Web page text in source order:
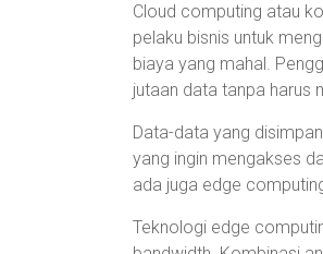
Cloud computing atau
pelaku bisnis untuk
biaya yang mahal.
jutaan data tanpa harus
Data-data yang
yang ingin mengakses
ada juga edge
Teknologi edge